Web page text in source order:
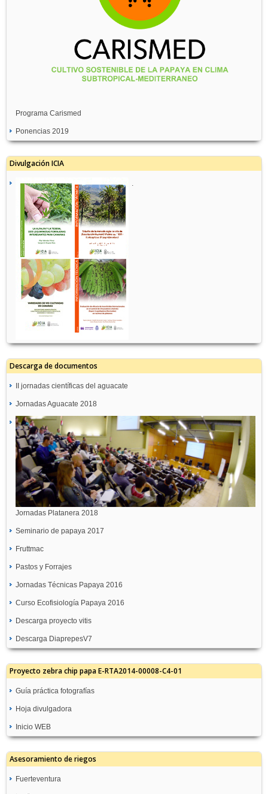
Programa Carismed
Ponencias 2019
Divulgación ICIA
.
Descarga de documentos
II jornadas científicas del aguacate
Jornadas Aguacate 2018
Jornadas Platanera 2018
Seminario de papaya 2017
Fruttmac
Pastos y Forrajes
Jornadas Técnicas Papaya 2016
Curso Ecofisiología Papaya 2016
Descarga proyecto vitis
Descarga DiaprepesV7
Proyecto zebra chip papa E-RTA2014-00008-C4-01
Guía práctica fotografías
Hoja divulgadora
Inicio WEB
Asesoramiento de riegos
Fuerteventura